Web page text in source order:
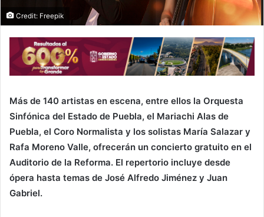
Credit: Freepik
Más de 140 artistas en escena, entre ellos la Orquesta
Sinfónica del Estado de Puebla, el Mariachi Alas de
Puebla, el Coro Normalista y los solistas María Salazar y
Rafa Moreno Valle, ofrecerán un concierto gratuito en el
Auditorio de la Reforma. El repertorio incluye desde
ópera hasta temas de José Alfredo Jiménez y Juan
Gabriel.